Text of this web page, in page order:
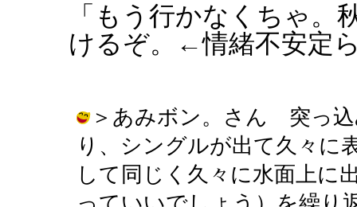
「もう行かなくちゃ。
けるぞ。←情緒不安定
＞あみボン。さん 突っ込
り、シングルが出て久々に
して同じく久々に水面上に